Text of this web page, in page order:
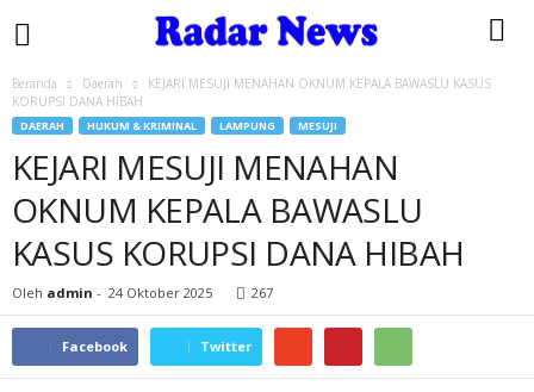
Beranda Daerah
KEJARI MESUJI MENAHAN OKNUM KEPALA BAWASLU KASUS
KORUPSI DANA HIBAH
DAERAH HUKUM & KRIMINAL LAMPUNG MESUJI
KEJARI MESUJI MENAHAN
OKNUM KEPALA BAWASLU
KASUS KORUPSI DANA HIBAH
Oleh admin - 24 Oktober 2025 267
Facebook Twitter